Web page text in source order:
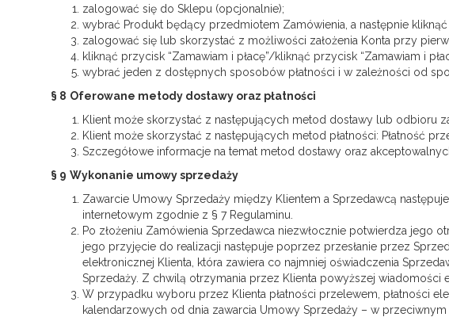
zalogować się do Sklepu (opcjonalnie);
wybrać Produkt będący przedmiotem Zamówienia, a następnie kliknąć
zalogować się lub skorzystać z możliwości założenia Konta przy
kliknąć przycisk “Zamawiam i płacę”/kliknąć przycisk “Zamawiam i
wybrać jeden z dostępnych sposobów płatności i w zależności od
§ 8 Oferowane metody dostawy oraz płatności
Klient może skorzystać z następujących metod dostawy lub odbioru
Klient może skorzystać z następujących metod płatności: Płatność
Szczegółowe informacje na temat metod dostawy oraz
§ 9 Wykonanie umowy sprzedaży
Zawarcie Umowy Sprzedaży między Klientem a Sprzedawcą
internetowym zgodnie z § 7 Regulaminu.
Po złożeniu Zamówienia Sprzedawca niezwłocznie potwierdza jego
jego przyjęcie do realizacji następuje poprzez przesłanie przez
elektronicznej Klienta, która zawiera co najmniej oświadczenia
Sprzedaży. Z chwilą otrzymania przez Klienta powyższej wiadomości
W przypadku wyboru przez Klienta płatności przelewem, płatności
kalendarzowych od dnia zawarcia Umowy Sprzedaży – w